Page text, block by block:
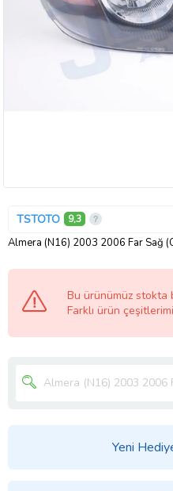
TSTOTO 9,3
Bu ürünümüz stokta
Farklı ürün
Yeni